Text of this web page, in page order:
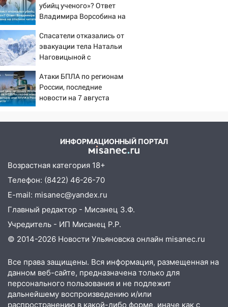
18:00
Мотофристайл, рок и силовой
экстрим: в Ульяновске пройдет
большой фестиваль «Наше время»
17:30
Где есть бензин в Ульяновске 5
августа после рабочего дня: список АЗС
17:05
«Обыск» по видеосвязи: в
Ульяновске задержали 19-летнюю
сообщницу мошенников
16:12 Едва не перерезал горло: в
знакомым закончились для женщины
16:06
18-летняя девушка без прав
перевернулась на мопеде и попала в
больницу
15:59
Ульяновец отдал более 14
миллионов рублей за криминальное
покровительство
15:32 На «кольце» кроссовер сбил 18-
летнего мопедиста
15:00 В Ульяновске после тройного ДТП
госпитализировали 25-летнего байкера
убийц ученого»? Ответ
Владимира Ворсобина на
Спасатели отказались от
эвакуации тела Натальи
Наговицыной с
Атаки БПЛА по регионам
России, последние
новости на 7 августа
ИНФОРМАЦИОННЫЙ ПОРТАЛ
Возрастная категория 18+
Телефон: (8422) 46-26-70
E-mail: misanec@yandex.ru
Главный редактор - Мисанец З.Ф.
Учредитель - ИП Мисанец Р.Р.
© 2014-2026 Новости Ульяновска онлайн misanec.ru
Все права защищены. Вся информация, размещенная на
данном веб-сайте, предназначена только для
персонального пользования и не подлежит
дальнейшему воспроизведению и/или
распространению в какой-либо форме, иначе как с